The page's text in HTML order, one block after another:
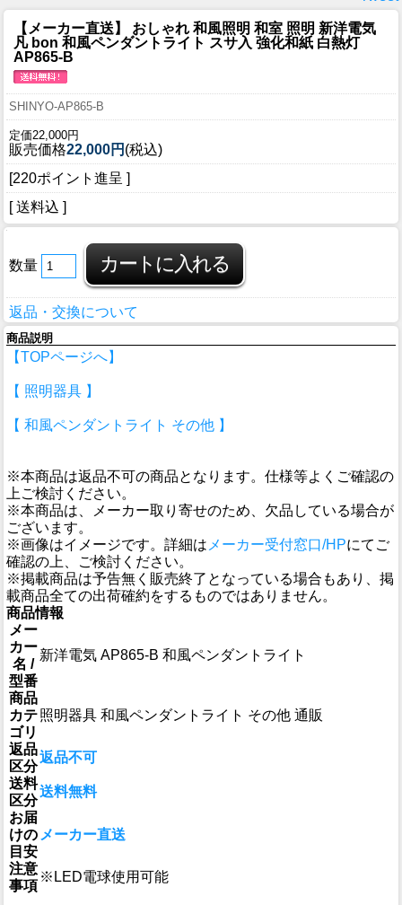
【メーカー直送】 おしゃれ 和風照明 和室 照明 新洋電気
凡 bon 和風ペンダントライト スサ入 強化和紙 白熱灯
AP865-B
SHINYO-AP865-B
定価22,000円
販売価格22,000円 (税込)
[220ポイント進呈 ]
[ 送料込 ]
数量
返品・交換について
商品説明
【TOPページへ】
【 照明器具 】
【 和風ペンダントライト その他 】
※本商品は返品不可の商品となります。仕様等よくご確認の
上ご検討ください。
※本商品は、メーカー取り寄せのため、欠品している場合が
ございます。
※画像はイメージです。詳細は メーカー受付窓口/HPにてご
確認の上、ご検討ください。
※掲載商品は予告無く販売終了となっている場合もあり、掲
載商品全ての出荷確約をするものではありません。
商品情報
メー
カー
名 /
型番
新洋電気 AP865-B 和風ペンダントライト
商品
カテ
ゴリ
照明器具 和風ペンダントライト その他 通販
返品
区分
返品不可
送料
区分
送料無料
お届
けの
目安
メーカー直送
注意
事項
※LED電球使用可能